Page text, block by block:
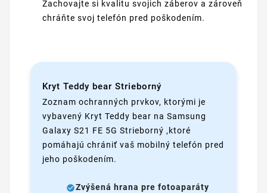
Zachovajte si kvalitu svojich záberov a zároveň
chráňte svoj telefón pred poškodením.
Kryt Teddy bear Strieborný
Zoznam ochranných prvkov, ktorými je
vybavený Kryt Teddy bear na Samsung
Galaxy S21 FE 5G Strieborný ,ktoré
pomáhajú chrániť vaš mobilný telefón pred
jeho poškodením.
Zvýšená hrana pre fotoaparáty